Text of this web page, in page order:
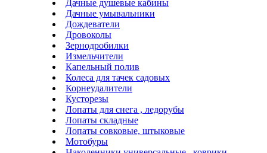
Дачные душевые кабины
Дачные умывальники
Дождеватели
Дровоколы
Зернодробилки
Измельчители
Капельный полив
Колеса для тачек садовых
Корнеудалители
Кусторезы
Лопаты для снега , ледорубы
Лопаты складные
Лопаты совковые, штыковые
Мотобуры